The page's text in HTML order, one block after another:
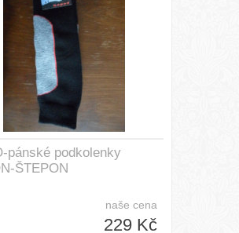
pánské podkolenky
ŠTEPON
naše cena
229 Kč